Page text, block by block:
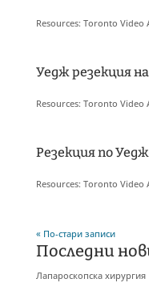
Resources: Toronto Video
Уедж резекция
Resources: Toronto Video
Резекция по
Resources: Toronto Video
« По-стари записи
Последни
Лапароскопска хирургия